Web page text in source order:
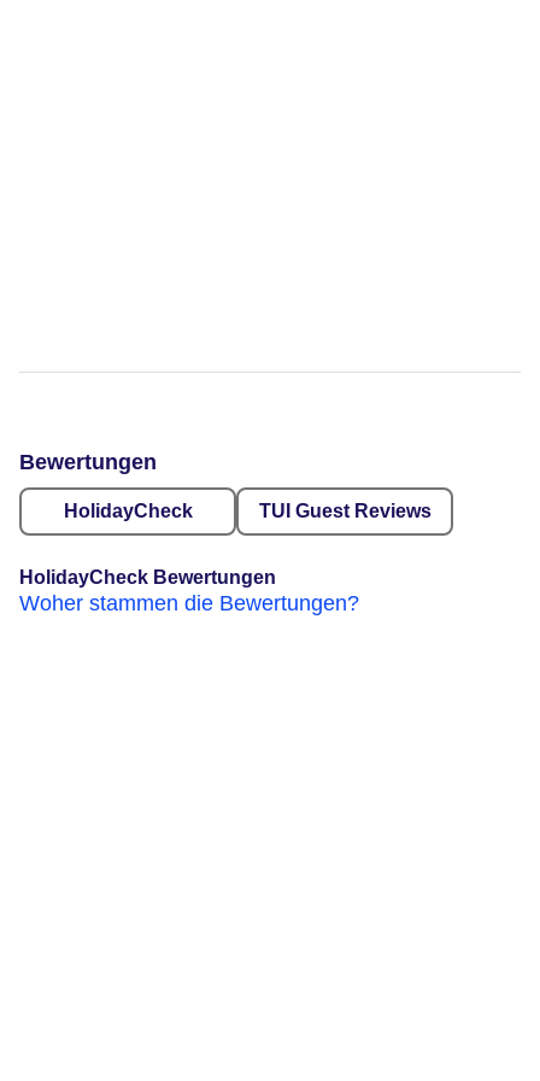
Bewertungen
HolidayCheck TUI Guest Reviews
HolidayCheck Bewertungen
Woher stammen die Bewertungen?